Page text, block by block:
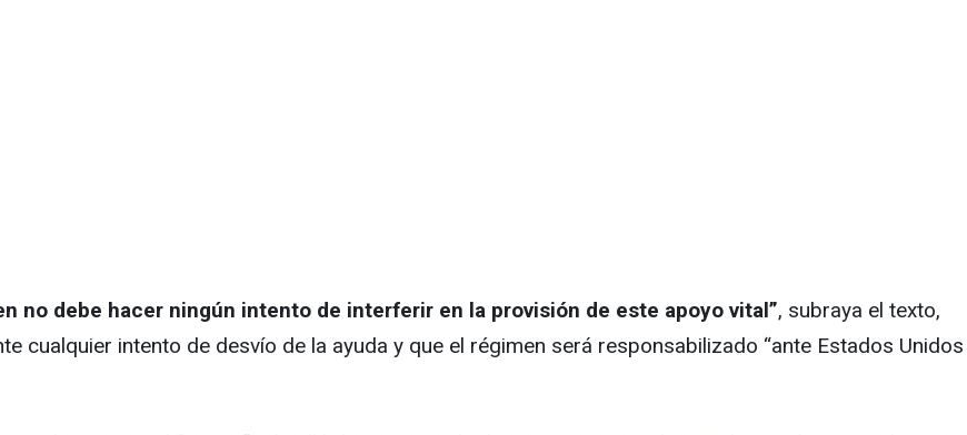
no debe hacer ningún intento de interferir en la provisión de este apoyo vital”, subraya el texto,
cualquier intento de desvío de la ayuda y que el régimen será responsabilizado “ante Estados Unidos